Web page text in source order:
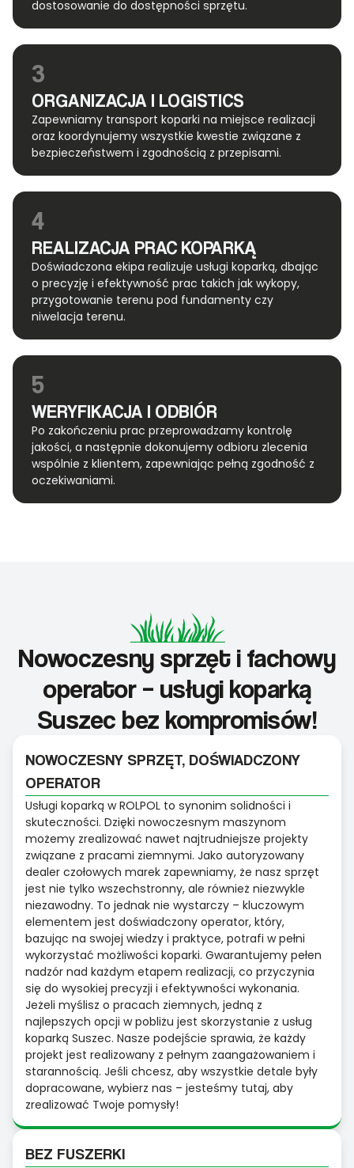
dostosowanie do dostępności sprzętu.
3
ORGANIZACJA I LOGISTICS
Zapewniamy transport koparki na miejsce realizacji
oraz koordynujemy wszystkie kwestie związane z
bezpieczeństwem i zgodnością z przepisami.
4
REALIZACJA PRAC KOPARKĄ
Doświadczona ekipa realizuje usługi koparką, dbając
o precyzję i efektywność prac takich jak wykopy,
przygotowanie terenu pod fundamenty czy
niwelacja terenu.
5
WERYFIKACJA I ODBIÓR
Po zakończeniu prac przeprowadzamy kontrolę
jakości, a następnie dokonujemy odbioru zlecenia
wspólnie z klientem, zapewniając pełną zgodność z
oczekiwaniami.
Nowoczesny sprzęt i fachowy
operator – usługi koparką
Suszec bez kompromisów!
NOWOCZESNY SPRZĘT, DOŚWIADCZONY
OPERATOR
Usługi koparką w ROLPOL to synonim solidności i
skuteczności. Dzięki nowoczesnym maszynom
możemy zrealizować nawet najtrudniejsze projekty
związane z pracami ziemnymi. Jako autoryzowany
dealer czołowych marek zapewniamy, że nasz sprzęt
jest nie tylko wszechstronny, ale również niezwykle
niezawodny. To jednak nie wystarczy – kluczowym
elementem jest doświadczony operator, który,
bazując na swojej wiedzy i praktyce, potrafi w pełni
wykorzystać możliwości koparki. Gwarantujemy pełen
nadzór nad każdym etapem realizacji, co przyczynia
się do wysokiej precyzji i efektywności wykonania.
Jeżeli myślisz o pracach ziemnych, jedną z
najlepszych opcji w pobliżu jest skorzystanie z usług
koparką Suszec. Nasze podejście sprawia, że każdy
projekt jest realizowany z pełnym zaangażowaniem i
starannością. Jeśli chcesz, aby wszystkie detale były
dopracowane, wybierz nas – jesteśmy tutaj, aby
zrealizować Twoje pomysły!
BEZ FUSZERKI